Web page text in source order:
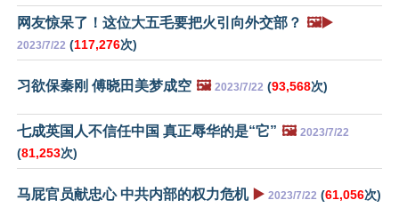
网友惊呆了！这位大五毛要把火引向外交部？ 🖼️▶️
2023/7/22 (117,276次)
习欲保秦刚 傅晓田美梦成空 🖼️ 2023/7/22 (93,568次)
七成英国人不信任中国 真正辱华的是“它” 🖼️ 2023/7/22
(81,253次)
马屁官员献忠心 中共内部的权力危机 ▶️ 2023/7/22 (61,056次)